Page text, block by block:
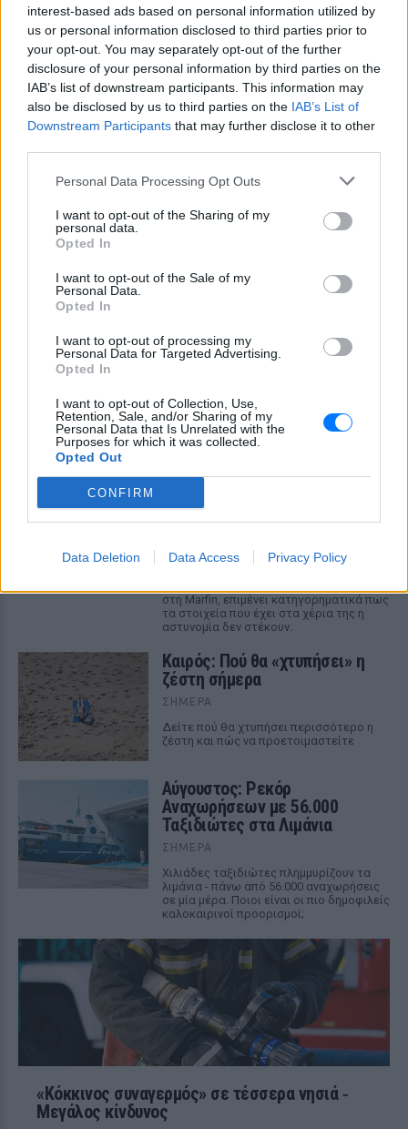
interest-based ads based on personal information utilized by
us or personal information disclosed to third parties prior to
your opt-out. You may separately opt-out of the further
disclosure of your personal information by third parties on the
IAB’s list of downstream participants. This information may
also be disclosed by us to third parties on the IAB’s List of
Downstream Participants that may further disclose it to other
Personal Data Processing Opt Outs
I want to opt-out of the Sharing of my
personal data.
Opted In
I want to opt-out of the Sale of my
Personal Data.
Opted In
I want to opt-out of processing my
Personal Data for Targeted Advertising.
Opted In
I want to opt-out of Collection, Use,
Retention, Sale, and/or Sharing of my
Personal Data that Is Unrelated with the
Purposes for which it was collected.
Opted Out
CONFIRM
Data Deletion Data Access Privacy Policy
Χοροί, φωνές, φωτογραφίες: Λες και
«Δεν δεχόμαστε τελεσίγραφα»:
Η απάντηση της Ιταλίας στην
Ισπανία
ΣΉΜΕΡΑ
Μαραντόνα: «Ήταν πρησμένος, δεν σηκωνόταν
από το κρεβάτι και είχε παραιτηθεί» – Τι
αποκάλυψε ο μασέρ του στη δίκη
Η κατάθεση του Νικολά Ταφαρέλ στο δικαστήριο
ΣΉΜΕΡΑ
της 46χρονης για την
ταυτοποίηση
στη Marfin, επιμένει κατηγορηματικά πως
τα στοιχεία που έχει στα χέρια της η
αστυνομία δεν στέκουν.
Καιρός: Πού θα «χτυπήσει» η
ζέστη σήμερα
ΣΉΜΕΡΑ
Δείτε πού θα χτυπήσει περισσότερο η
ζέστη και πώς να προετοιμαστείτε
Αύγουστος: Ρεκόρ
Αναχωρήσεων με 56.000
Ταξιδιώτες στα Λιμάνια
ΣΉΜΕΡΑ
Χιλιάδες ταξιδιώτες πλημμυρίζουν τα
λιμάνια - πάνω από 56.000 αναχωρήσεις
σε μία μέρα. Ποιοι είναι οι πιο δημοφιλείς
καλοκαιρινοί προορισμοί;
«Κόκκινος συναγερμός» σε τέσσερα νησιά ‑
Μεγάλος κίνδυνος